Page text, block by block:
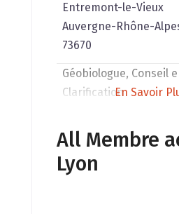
Entremont-le-Vieux
Auvergne-Rhône-
73670
Géobiologue, Conseil
ClarificationEn Savoir
All Membre
Lyon